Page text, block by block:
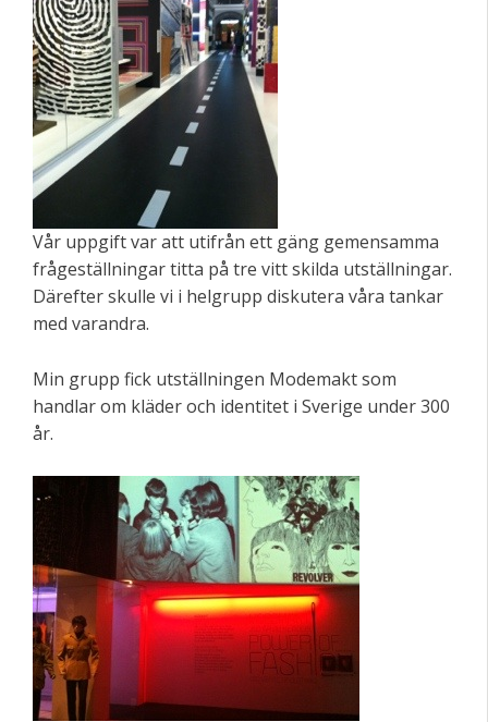
Vår uppgift var att utifrån ett gäng gemensamma
frågeställningar titta på tre vitt skilda utställningar.
Därefter skulle vi i helgrupp diskutera våra tankar
med varandra.
Min grupp fick utställningen Modemakt som
handlar om kläder och identitet i Sverige under 300
år.